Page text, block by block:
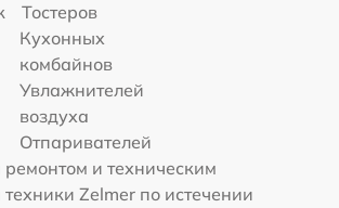
Тостеров
Кухонных
комбайнов
Увлажнителей
воздуха
Отпаривателей
и техническим
Zelmer по истечении